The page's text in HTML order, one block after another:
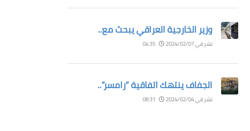
وزير الخارجية العراقي يبحث مع..
نشر في 2024/02/07 04:35
الجفاف ينتهك اتفاقية “رامسر”..
نشر في 2024/02/04